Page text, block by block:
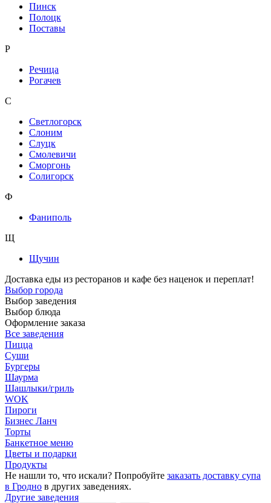
Пинск
Полоцк
Поставы
Р
Речица
Рогачев
С
Светлогорск
Слоним
Слуцк
Смолевичи
Сморгонь
Солигорск
Ф
Фаниполь
Щ
Щучин
Доставка еды из ресторанов и кафе без наценок и переплат!
Выбор города
Выбор заведения
Выбор блюда
Оформление заказа
Все заведения
Пицца
Суши
Бургеры
Шаурма
Шашлыки/гриль
WOK
Пироги
Бизнес Ланч
Торты
Банкетное меню
Цветы и подарки
Продукты
Не нашли то, что искали? Попробуйте заказать доставку супа
в Гродно в других заведениях.
Другие заведения